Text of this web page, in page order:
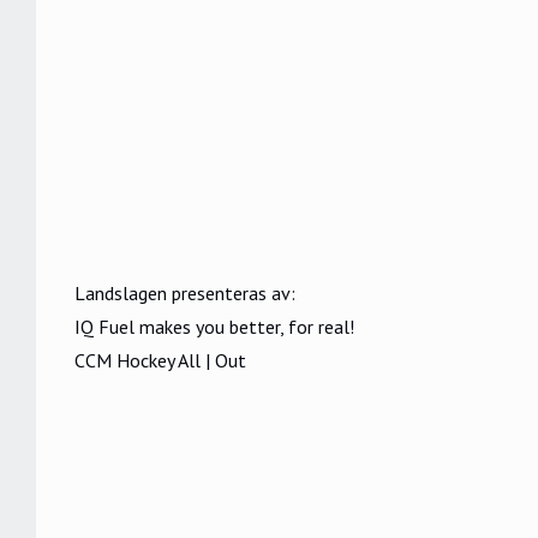
Landslagen presenteras av:
IQ Fuel makes you better, for real!
CCM Hockey All | Out